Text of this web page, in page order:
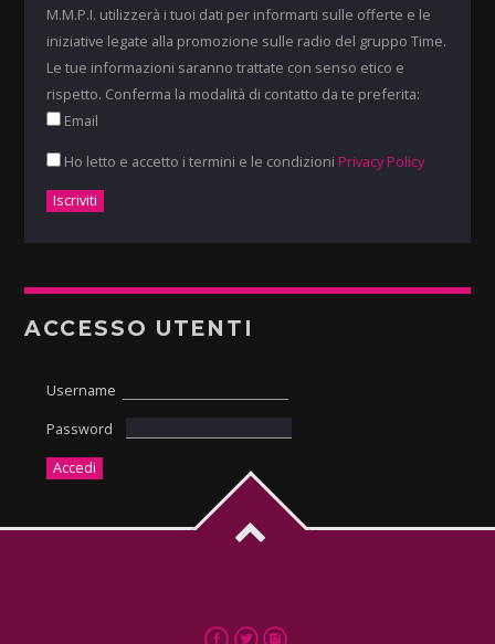
M.M.P.I. utilizzerà i tuoi dati per informarti sulle offerte e le
iniziative legate alla promozione sulle radio del gruppo Time.
Le tue informazioni saranno trattate con senso etico e
rispetto. Conferma la modalità di contatto da te preferita:
Email
Ho letto e accetto i termini e le condizioni Privacy Policy
ACCESSO UTENTI
Username
Password